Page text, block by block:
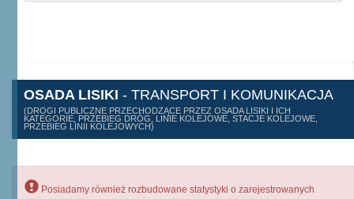
OSADA LISIKI - TRANSPORT I KOMUNIKACJA
(DROGI PUBLICZNE PRZECHODZĄCE PRZEZ OSADA LISIKI I ICH
KATEGORIE, PRZEBIEG DRÓG, LINIE KOLEJOWE, STACJE KOLEJOWE,
PRZEBIEG LINII KOLEJOWYCH)
Posiadamy również rozbudowane statystyki o zarejestrowanych